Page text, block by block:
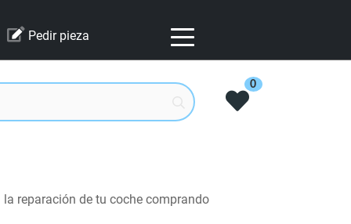
Pedir pieza
0
reparación de tu coche comprando